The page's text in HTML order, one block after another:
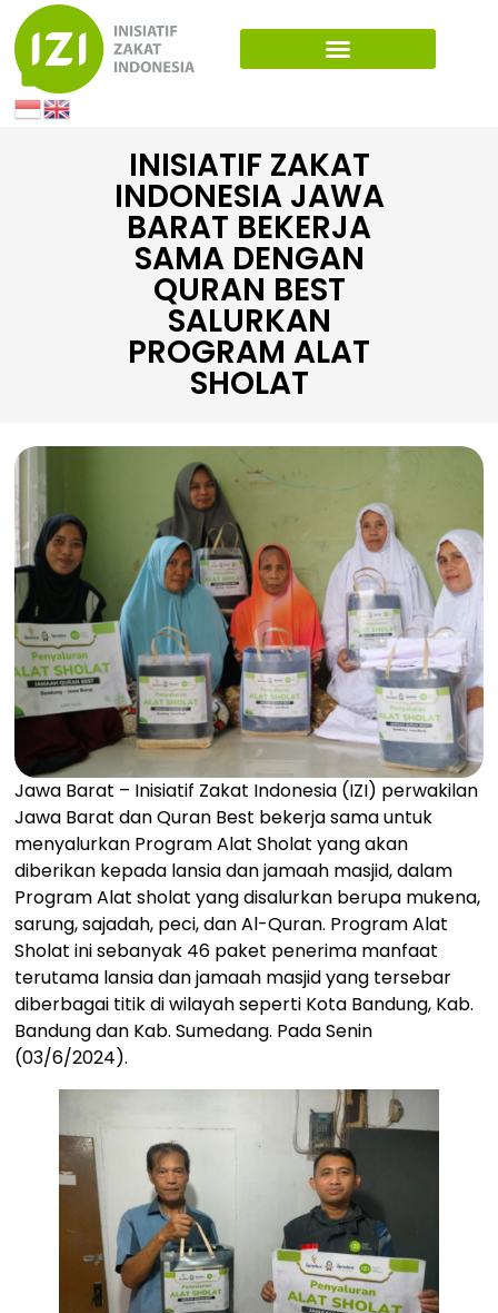
INISIATIF ZAKAT
INDONESIA JAWA
BARAT BEKERJA
SAMA DENGAN
QURAN BEST
SALURKAN
PROGRAM ALAT
SHOLAT
Jawa Barat – Inisiatif Zakat Indonesia (IZI) perwakilan
Jawa Barat dan Quran Best bekerja sama untuk
menyalurkan Program Alat Sholat yang akan
diberikan kepada lansia dan jamaah masjid, dalam
Program Alat sholat yang disalurkan berupa mukena,
sarung, sajadah, peci, dan Al-Quran. Program Alat
Sholat ini sebanyak 46 paket penerima manfaat
terutama lansia dan jamaah masjid yang tersebar
diberbagai titik di wilayah seperti Kota Bandung, Kab.
Bandung dan Kab. Sumedang. Pada Senin
(03/6/2024).